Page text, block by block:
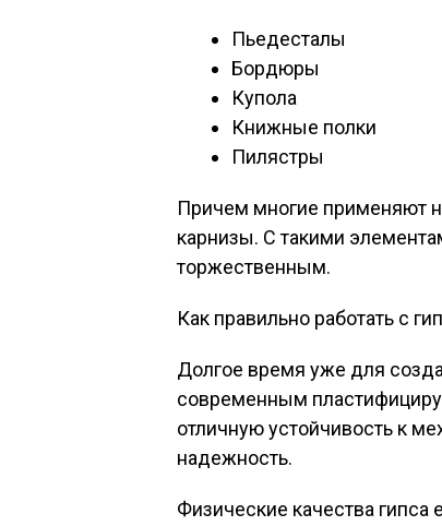
Пьедесталы
Бордюры
Купола
Книжные полки
Пилястры
Причем многие применяют
карнизы. С такими
торжественным.
Как правильно работать с
Долгое время уже для
современным
отличную устойчивость к
надежность.
Физические качества